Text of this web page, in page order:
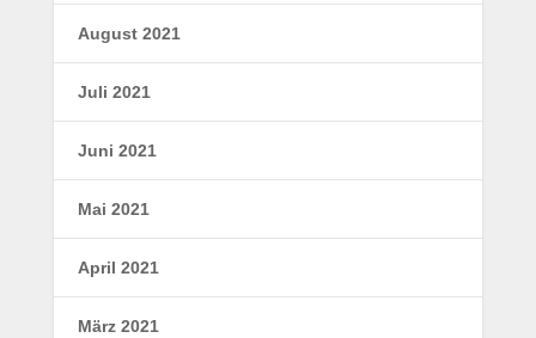
August 2021
Juli 2021
Juni 2021
Mai 2021
April 2021
März 2021